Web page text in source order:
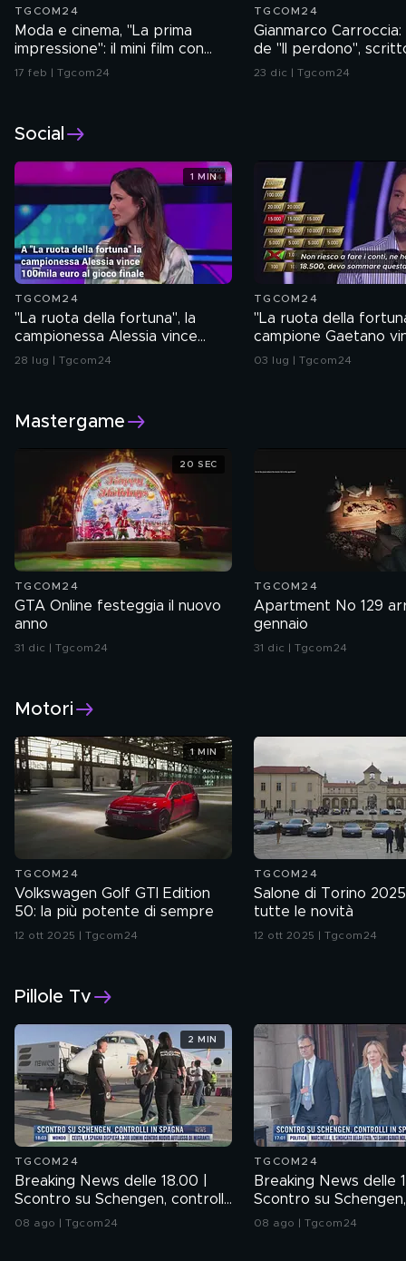
TGCOM24
Moda e cinema, "La prima
impressione": il mini film con
Christy Turlington
17 feb | Tgcom24
TGCOM24
Gianmarco Carroccia:
de "Il perdono",
Mogol
23 dic | Tgcom24
Social
TGCOM24
"La ruota della fortuna", la
campionessa Alessia vince
100mila euro al gioco finale
28 lug | Tgcom24
1 MIN
TGCOM24
"La ruota della
campione Gaetano
100mila euro
03 lug | Tgcom24
Mastergame
TGCOM24
GTA Online festeggia il nuovo
anno
31 dic | Tgcom24
20 SEC
TGCOM24
Apartment No 129
gennaio
31 dic | Tgcom24
Motori
TGCOM24
Volkswagen Golf GTI Edition
50: la più potente di sempre
12 ott 2025 | Tgcom24
1 MIN
TGCOM24
Salone di Torino
tutte le novità
12 ott 2025 | Tgcom24
Pillole Tv
TGCOM24
Breaking News delle 18.00 |
Scontro su Schengen, controlli
in Spagna
08 ago | Tgcom24
2 MIN
TGCOM24
Breaking News delle
Scontro su
in Spagna
08 ago | Tgcom24